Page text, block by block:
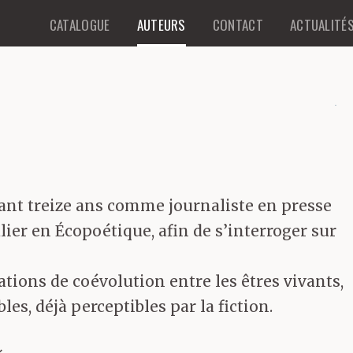
CATALOGUE AUTEURS CONTACT
treize ans comme journaliste en presse
en Écopoétique, afin de s’interroger sur
de coévolution entre les êtres vivants,
déjà perceptibles par la fiction.